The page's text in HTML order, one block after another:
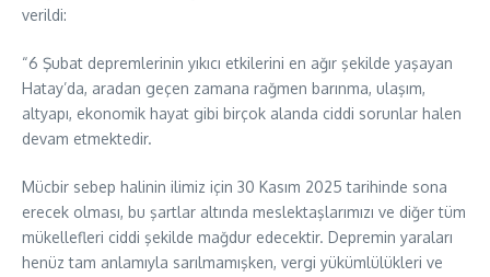
verildi:
“6 Şubat depremlerinin yıkıcı etkilerini en ağır şekilde yaşayan
Hatay’da, aradan geçen zamana rağmen barınma, ulaşım,
altyapı, ekonomik hayat gibi birçok alanda ciddi sorunlar halen
devam etmektedir.
Mücbir sebep halinin ilimiz için 30 Kasım 2025 tarihinde sona
erecek olması, bu şartlar altında meslektaşlarımızı ve diğer tüm
mükellefleri ciddi şekilde mağdur edecektir. Depremin yaraları
henüz tam anlamıyla sarılmamışken, vergi yükümlülükleri ve